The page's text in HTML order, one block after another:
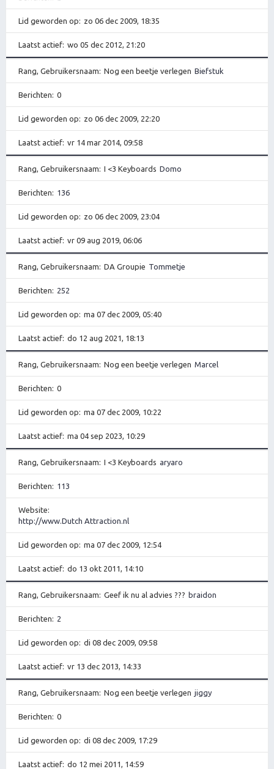
Lid geworden op zo 06 dec 2009, 18:35
Laatst actief wo 05 dec 2012, 21:20
Rang, Gebruikersnaam Nog een beetje verlegen Biefstuk
Berichten 0
Lid geworden op zo 06 dec 2009, 22:20
Laatst actief vr 14 mar 2014, 09:58
Rang, Gebruikersnaam I <3 Keyboards Domo
Berichten 136
Lid geworden op zo 06 dec 2009, 23:04
Laatst actief vr 09 aug 2019, 06:06
Rang, Gebruikersnaam DA Groupie Tommetje
Berichten 252
Lid geworden op ma 07 dec 2009, 05:40
Laatst actief do 12 aug 2021, 18:13
Rang, Gebruikersnaam Nog een beetje verlegen Marcel
Berichten 0
Lid geworden op ma 07 dec 2009, 10:22
Laatst actief ma 04 sep 2023, 10:29
Rang, Gebruikersnaam I <3 Keyboards aryaro
Berichten 113
Website
http://www.Dutch Attraction.nl
Lid geworden op ma 07 dec 2009, 12:54
Laatst actief do 13 okt 2011, 14:10
Rang, Gebruikersnaam Geef ik nu al advies ??? braidon
Berichten 2
Lid geworden op di 08 dec 2009, 09:58
Laatst actief vr 13 dec 2013, 14:33
Rang, Gebruikersnaam Nog een beetje verlegen jiggy
Berichten 0
Lid geworden op di 08 dec 2009, 17:29
Laatst actief do 12 mei 2011, 14:59